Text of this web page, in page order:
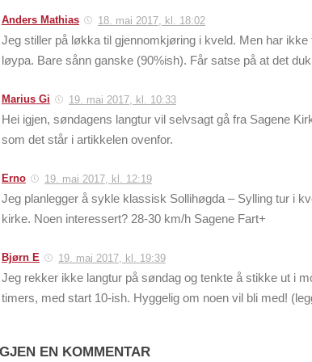
Anders Mathias 18. mai 2017, kl. 18:02
Jeg stiller på løkka til gjennomkjøring i kveld. Men har ikke
løypa. Bare sånn ganske (90%ish). Får satse på at det
Marius Gi 19. mai 2017, kl. 10:33
Hei igjen, søndagens langtur vil selvsagt gå fra Sagene
som det står i artikkelen ovenfor.
Erno 19. mai 2017, kl. 12:19
Jeg planlegger å sykle klassisk Sollihøgda – Sylling tur i
kirke. Noen interessert? 28-30 km/h Sagene Fart+
Bjørn E 19. mai 2017, kl. 19:39
Jeg rekker ikke langtur på søndag og tenkte å stikke ut i
timers, med start 10-ish. Hyggelig om noen vil bli med!
EN KOMMENTAR